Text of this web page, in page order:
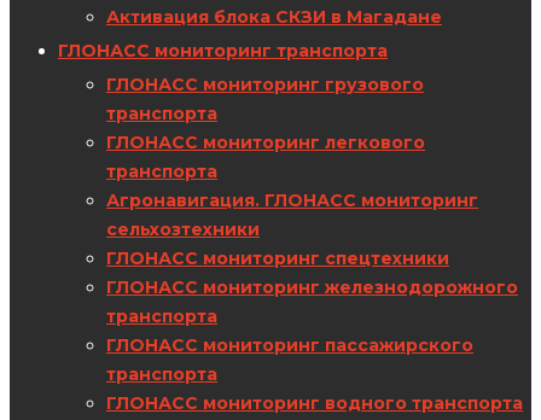
Активация блока СКЗИ в Магадане
ГЛОНАСС мониторинг транспорта
ГЛОНАСС мониторинг грузового
транспорта
ГЛОНАСС мониторинг легкового
транспорта
Агронавигация. ГЛОНАСС мониторинг
сельхозтехники
ГЛОНАСС мониторинг спецтехники
ГЛОНАСС мониторинг железнодорожного
транспорта
ГЛОНАСС мониторинг пассажирского
транспорта
ГЛОНАСС мониторинг водного транспорта